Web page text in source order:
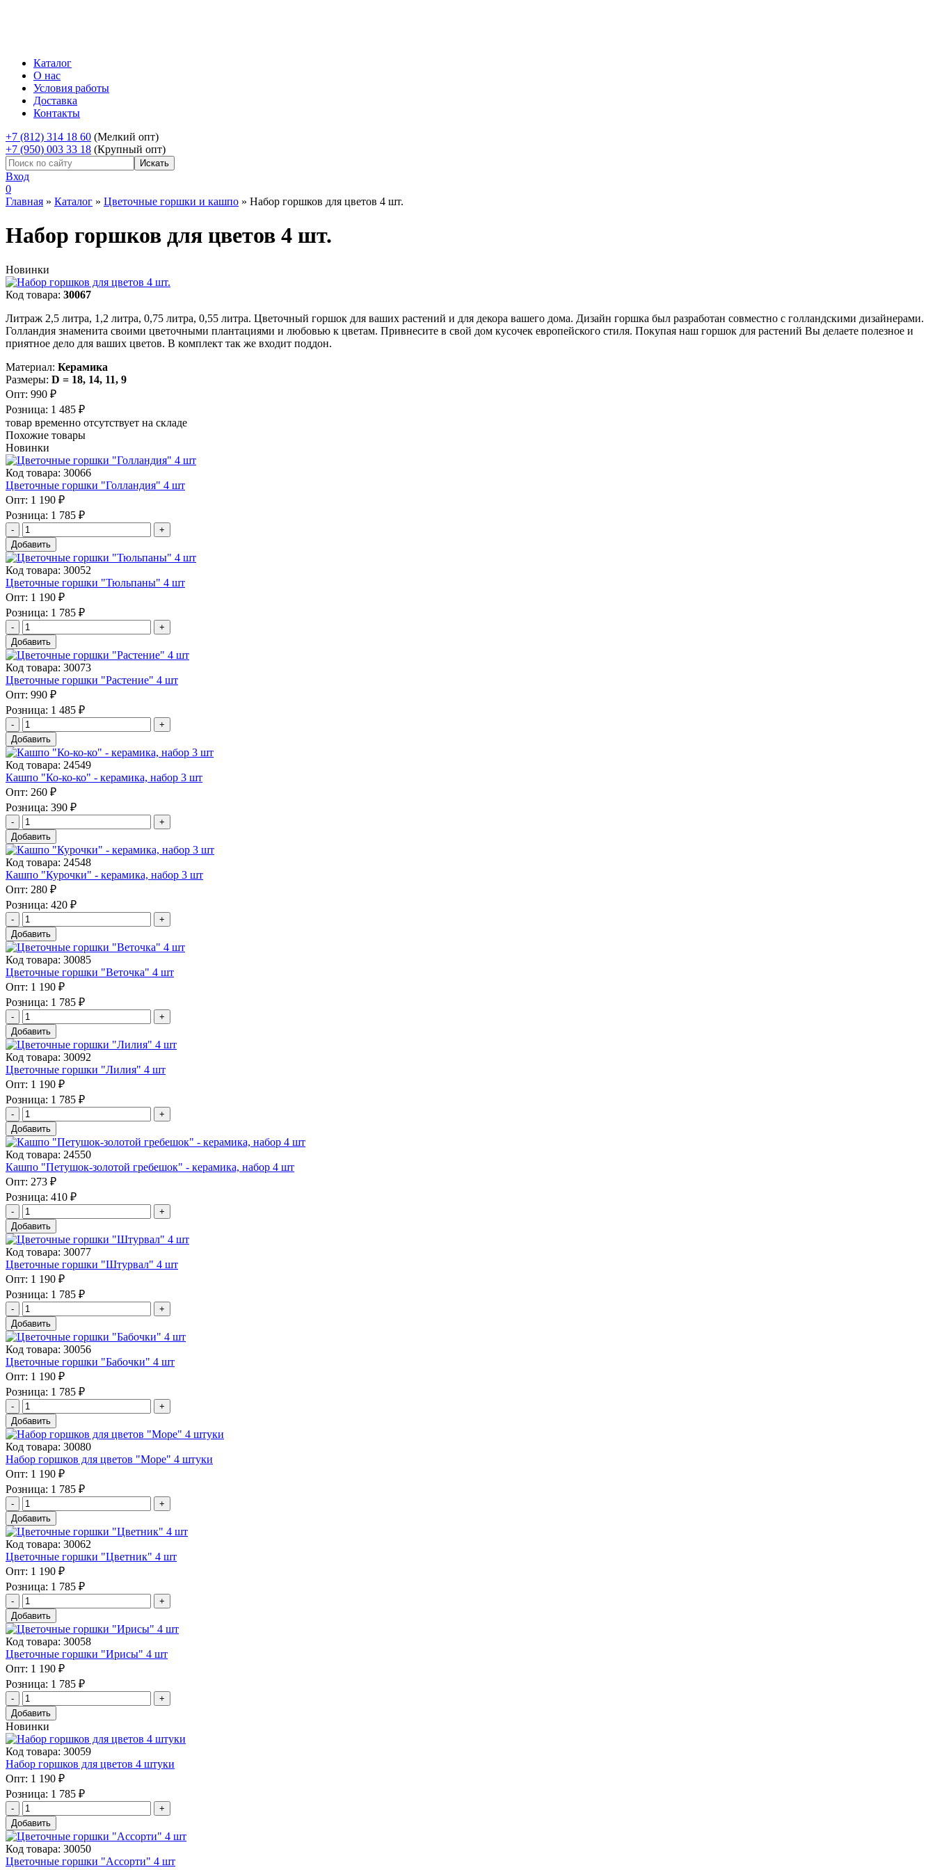
Каталог
О нас
Условия работы
Доставка
Контакты
+7 (812) 314 18 60 (Мелкий опт)
+7 (950) 003 33 18 (Крупный опт)
Вход
0
Главная » Каталог » Цветочные горшки и кашпо » Набор горшков для цветов 4 шт.
Набор горшков для цветов 4 шт.
Новинки
Код товара: 30067
Литраж 2,5 литра, 1,2 литра, 0,75 литра, 0,55 литра. Цветочный горшок для ваших растений и для декора вашего дома. Дизайн горшка был разработан совместно с голландскими дизайнерами.
Голландия знаменита своими цветочными плантациями и любовью к цветам. Привнесите в свой дом кусочек европейского стиля. Покупая наш горшок для растений Вы делаете полезное и
приятное дело для ваших цветов. В комплект так же входит поддон.
Материал: Керамика
Размеры: D = 18, 14, 11, 9
Опт: 990 ₽
Розница: 1 485 ₽
товар временно отсутствует на складе
Похожие товары
Новинки
Код товара: 30066
Цветочные горшки "Голландия" 4 шт
Опт: 1 190 ₽
Розница: 1 785 ₽
Добавить
Код товара: 30052
Цветочные горшки "Тюльпаны" 4 шт
Опт: 1 190 ₽
Розница: 1 785 ₽
Добавить
Код товара: 30073
Цветочные горшки "Растение" 4 шт
Опт: 990 ₽
Розница: 1 485 ₽
Добавить
Код товара: 24549
Кашпо "Ко-ко-ко" - керамика, набор 3 шт
Опт: 260 ₽
Розница: 390 ₽
Добавить
Код товара: 24548
Кашпо "Курочки" - керамика, набор 3 шт
Опт: 280 ₽
Розница: 420 ₽
Добавить
Код товара: 30085
Цветочные горшки "Веточка" 4 шт
Опт: 1 190 ₽
Розница: 1 785 ₽
Добавить
Код товара: 30092
Цветочные горшки "Лилия" 4 шт
Опт: 1 190 ₽
Розница: 1 785 ₽
Добавить
Код товара: 24550
Кашпо "Петушок-золотой гребешок" - керамика, набор 4 шт
Опт: 273 ₽
Розница: 410 ₽
Добавить
Код товара: 30077
Цветочные горшки "Штурвал" 4 шт
Опт: 1 190 ₽
Розница: 1 785 ₽
Добавить
Код товара: 30056
Цветочные горшки "Бабочки" 4 шт
Опт: 1 190 ₽
Розница: 1 785 ₽
Добавить
Код товара: 30080
Набор горшков для цветов "Море" 4 штуки
Опт: 1 190 ₽
Розница: 1 785 ₽
Добавить
Код товара: 30062
Цветочные горшки "Цветник" 4 шт
Опт: 1 190 ₽
Розница: 1 785 ₽
Добавить
Код товара: 30058
Цветочные горшки "Ирисы" 4 шт
Опт: 1 190 ₽
Розница: 1 785 ₽
Добавить
Новинки
Код товара: 30059
Набор горшков для цветов 4 штуки
Опт: 1 190 ₽
Розница: 1 785 ₽
Добавить
Код товара: 30050
Цветочные горшки "Ассорти" 4 шт